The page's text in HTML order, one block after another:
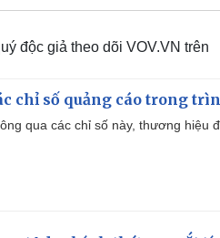
độc giả theo dõi VOV.VN trên
chỉ số quảng cáo trong
qua các chỉ số này, thương hiệu